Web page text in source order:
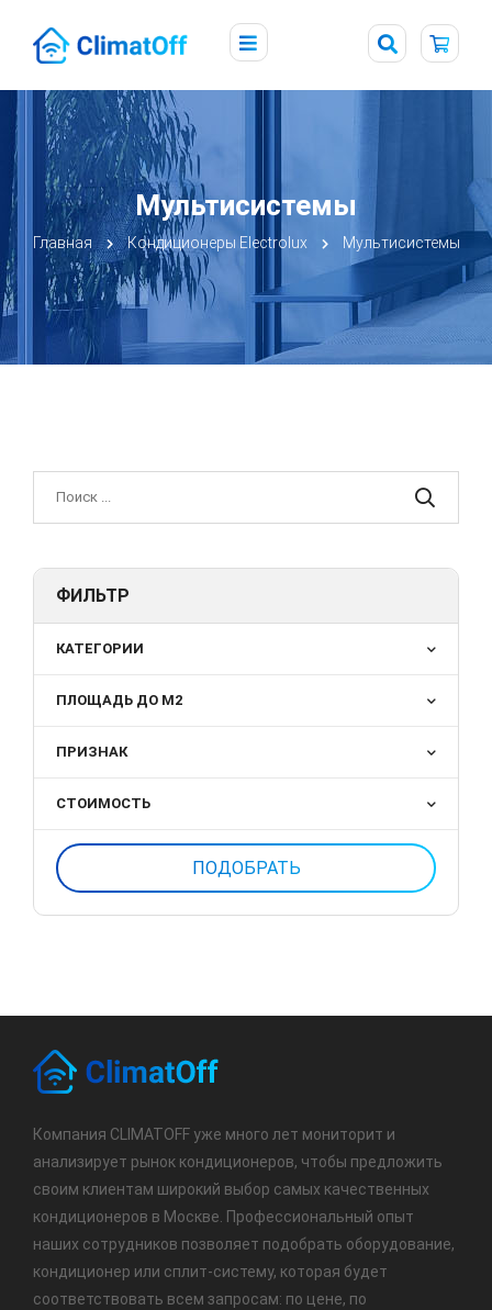
Мультисистемы
Главная Кондиционеры Electrolux Мультисистемы
ФИЛЬТР
КАТЕГОРИИ
ПЛОЩАДЬ ДО М2
ПРИЗНАК
СТОИМОСТЬ
Компания CLIMATOFF уже много лет мониторит и
анализирует рынок кондиционеров, чтобы предложить
своим клиентам широкий выбор самых качественных
кондиционеров в Москве. Профессиональный опыт
наших сотрудников позволяет подобрать оборудование,
кондиционер или сплит-систему, которая будет
соответствовать всем запросам: по цене, по